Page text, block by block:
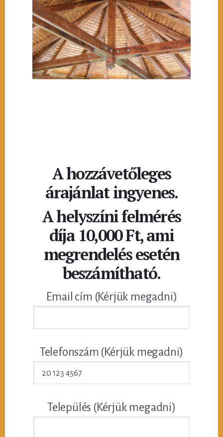
A hozzávetőleges
árajánlat ingyenes.
A helyszíni felmérés
díja 10,000 Ft, ami
megrendelés esetén
beszámítható.
Email cím (Kérjük megadni)
Telefonszám (Kérjük megadni)
Település (Kérjük megadni)